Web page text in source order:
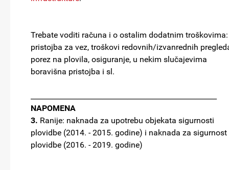
Trebate voditi računa i o ostalim dodatnim troškovima:
pristojba za vez, troškovi redovnih/izvanrednih
porez na plovila, osiguranje, u nekim slučajevima
boravišna pristojba i sl.
NAPOMENA
3. Ranije: naknada za upotrebu objekata sigurnosti
plovidbe (2014. - 2015. godine) i naknada za sigurnost
plovidbe (2016. - 2019. godine)